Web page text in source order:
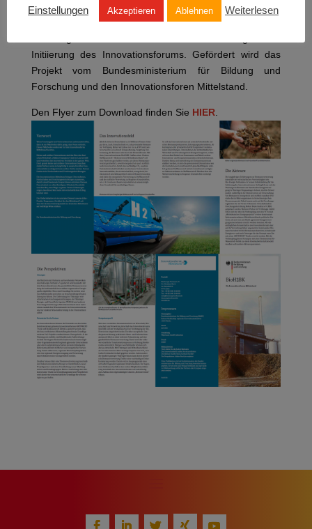
Die langjährigen Erfahrungen zur Biomasseverwertung
innerhalb der wirtschaftlichen Vereinstätigkeit des
Initiierung des Innovationsforums. Gefördert wird das
Projekt vom Bundesministerium für Bildung und
Forschung und den Innovationsforen Mittelstand.
Den Flyer zum Download finden Sie HIER.
Einstellungen Akzeptieren Ablehnen Weiterlesen